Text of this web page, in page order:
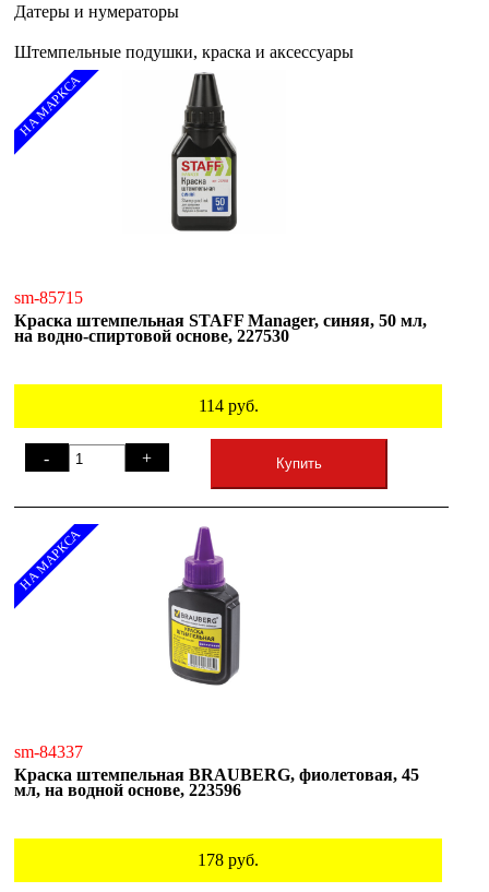
Датеры и нумераторы
Штемпельные подушки, краска и аксессуары
НА МАРКСА
sm-85715
Краска штемпельная STAFF Manager, синяя, 50 мл,
на водно-спиртовой основе, 227530
114руб.
- + Купить
НА МАРКСА
sm-84337
Краска штемпельная BRAUBERG, фиолетовая, 45
мл, на водной основе, 223596
178 руб.